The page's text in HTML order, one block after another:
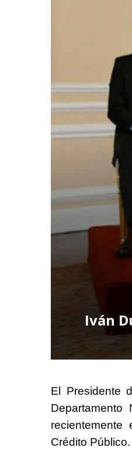
Iván
El Presidente
Crédito Público.